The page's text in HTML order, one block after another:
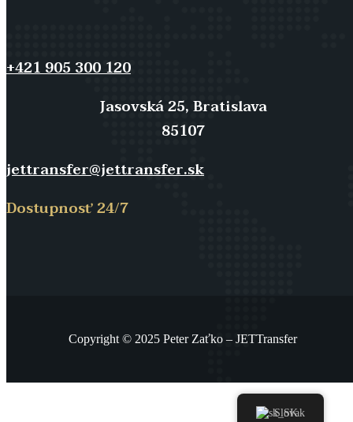
+421 905 300 120
Jasovská 25, Bratislava
85107
jettransfer@jettransfer.sk
Dostupnosť 24/7
Copyright © 2025 Peter Zaťko – JETTransfer
Slovak